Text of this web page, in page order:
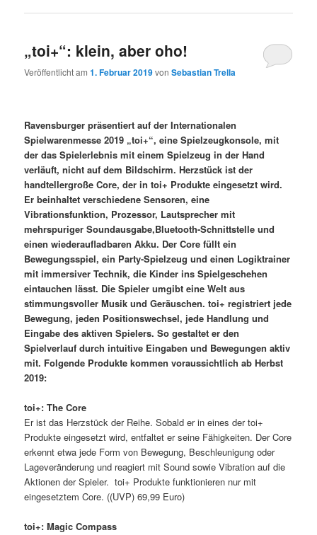
„toi+“: klein, aber oho!
Veröffentlicht am1. Februar 2019vonSebastian Trella
Ravensburger präsentiert auf der Internationalen
Spielwarenmesse 2019 „toi+“, eine Spielzeugkonsole, mit
der das Spielerlebnis mit einem Spielzeug in der Hand
verläuft, nicht auf dem Bildschirm. Herzstück ist der
handtellergroße Core, der in toi+ Produkte eingesetzt wird.
Er beinhaltet verschiedene Sensoren, eine
Vibrationsfunktion, Prozessor, Lautsprecher mit
mehrspuriger Soundausgabe,Bluetooth-Schnittstelle und
einen wiederaufladbaren Akku. Der Core füllt ein
Bewegungsspiel, ein Party-Spielzeug und einen Logiktrainer
mit immersiver Technik, die Kinder ins Spielgeschehen
eintauchen lässt. Die Spieler umgibt eine Welt aus
stimmungsvoller Musik und Geräuschen. toi+ registriert jede
Bewegung, jeden Positionswechsel, jede Handlung und
Eingabe des aktiven Spielers. So gestaltet er den
Spielverlauf durch intuitive Eingaben und Bewegungen aktiv
mit. Folgende Produkte kommen voraussichtlich ab Herbst
2019:
toi+: The Core
Er ist das Herzstück der Reihe. Sobald er in eines der toi+
Produkte eingesetzt wird, entfaltet er seine Fähigkeiten. Der Core
erkennt etwa jede Form von Bewegung, Beschleunigung oder
Lageveränderung und reagiert mit Sound sowie Vibration auf die
Aktionen der Spieler. toi+ Produkte funktionieren nur mit
eingesetztem Core. ((UVP) 69,99 Euro)
toi+: Magic Compass